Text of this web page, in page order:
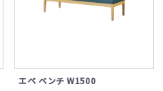
エペ ベンチ W1500